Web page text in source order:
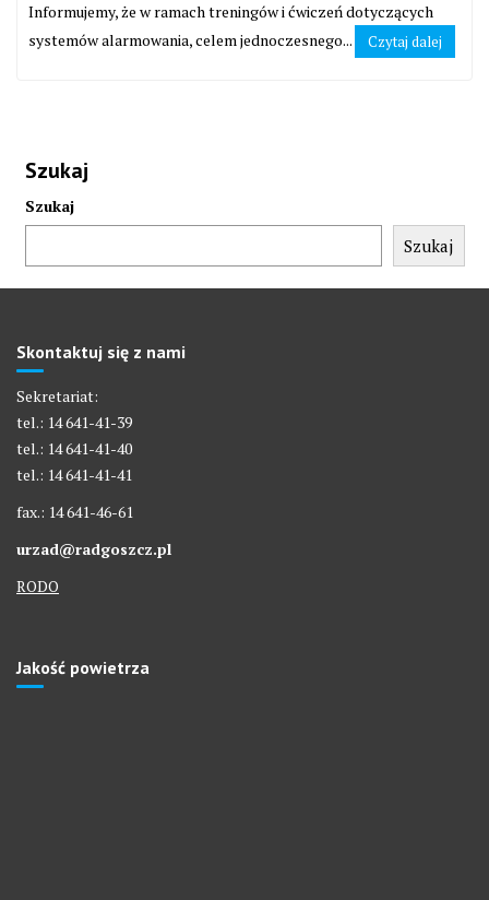
Informujemy, że w ramach treningów i ćwiczeń dotyczących
systemów alarmowania, celem jednoczesnego...
Czytaj dalej
Szukaj
Szukaj
Szukaj
Skontaktuj się z nami
Sekretariat:
tel.: 14 641-41-39
tel.: 14 641-41-40
tel.: 14 641-41-41
fax.: 14 641-46-61
urzad@radgoszcz.pl
RODO
Jakość powietrza